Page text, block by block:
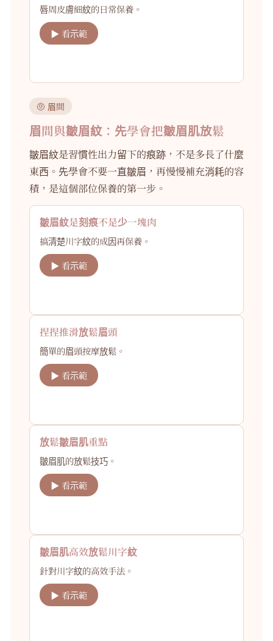
唇周皮膚細紋的日常保養。
▶ 看示範
🤨 眉間
眉間與皺眉紋：先學會把皺眉肌放鬆
皺眉紋是習慣性出力留下的痕跡，不是多長了什麼
東西。先學會不要一直皺眉，再慢慢補充消耗的容
積，是這個部位保養的第一步。
皺眉紋是刻痕不是少一塊肉
搞清楚川字紋的成因再保養。
▶ 看示範
捏捏推滑放鬆眉頭
簡單的眉頭按摩放鬆。
▶ 看示範
放鬆皺眉肌重點
皺眉肌的放鬆技巧。
▶ 看示範
皺眉肌高效放鬆川字紋
針對川字紋的高效手法。
▶ 看示範